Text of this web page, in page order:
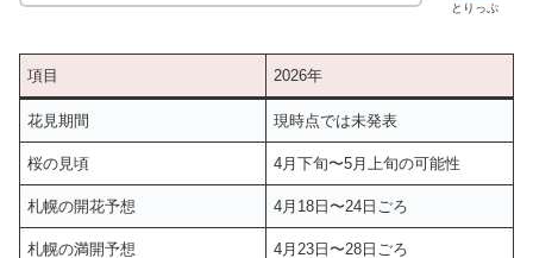
とりっぷ
項目 2026年
花見期間 現時点では未発表
桜の見頃 4月下旬〜5月上旬の可能性
札幌の開花予想 4月18日〜24日ごろ
札幌の満開予想 4月23日〜28日ごろ